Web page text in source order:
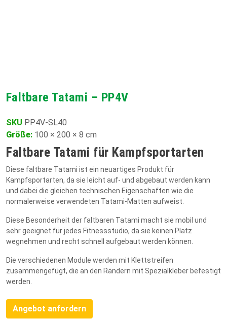
Faltbare Tatami – PP4V
SKU PP4V-SL40
Größe: 100 × 200 × 8 cm
Faltbare Tatami für Kampfsportarten
Diese faltbare Tatami ist ein neuartiges Produkt für
Kampfsportarten, da sie leicht auf- und abgebaut werden kann
und dabei die gleichen technischen Eigenschaften wie die
normalerweise verwendeten Tatami-Matten aufweist.
Diese Besonderheit der faltbaren Tatami macht sie mobil und
sehr geeignet für jedes Fitnessstudio, da sie keinen Platz
wegnehmen und recht schnell aufgebaut werden können.
Die verschiedenen Module werden mit Klettstreifen
zusammengefügt, die an den Rändern mit Spezialkleber befestigt
werden.
Angebot anfordern